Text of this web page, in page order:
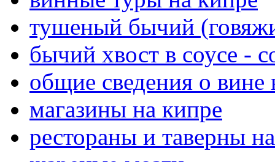
тушеный бычий
бычий хвост в соусе -
общие сведения о вине
магазины на кипре
рестораны и таверны